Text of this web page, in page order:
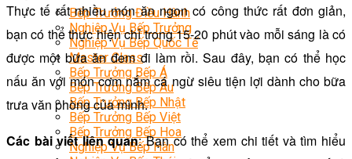
Bếp Trưởng Điều Hành
Nghiệp Vụ Bếp Trưởng
Nghiệp Vụ Bếp Quốc Tế
Master Class
Bếp Trưởng Bếp Á
Bếp Trưởng Bếp Âu
Bếp Trưởng Bếp Nhật
Bếp Trưởng Bếp Việt
Bếp Trưởng Bếp Hoa
Nghiệp Vụ Bếp Hàn
Thực tế rất nhiều món ăn ngon có công thức rất đơn giản,
bạn có thể thực hiện chỉ trong 15-20 phút vào mỗi sáng là có
được một bữa ăn đem đi làm rồi. Sau đây, bạn có thể học
nấu ăn với món cơm nắm cá ngừ siêu tiện lợi dành cho bữa
trưa văn phòng của mình.
Các bài viết liên quan: Bạn có thể xem chi tiết và tìm hiểu